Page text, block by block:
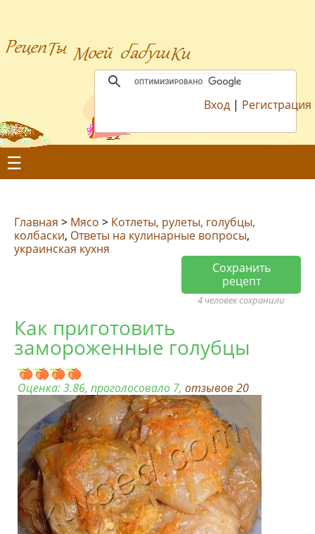
Вход | Регистрация
☰
Главная > Мясо > Котлеты, рулеты, голубцы,
колбаски, Ответы на кулинарные вопросы,
украинская кухня
Сохранить
рецепт
4 человек сохранили
Как приготовить
замороженные голубцы
Оценка:3.86, проголосовало 7, отзывов 20